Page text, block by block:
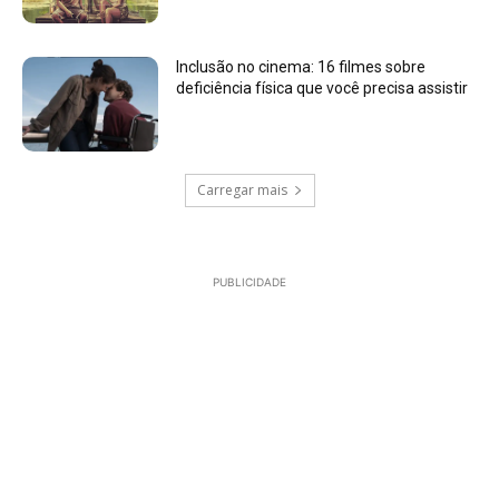
Inclusão no cinema: 16 filmes sobre
deficiência física que você precisa assistir
Carregar mais
PUBLICIDADE